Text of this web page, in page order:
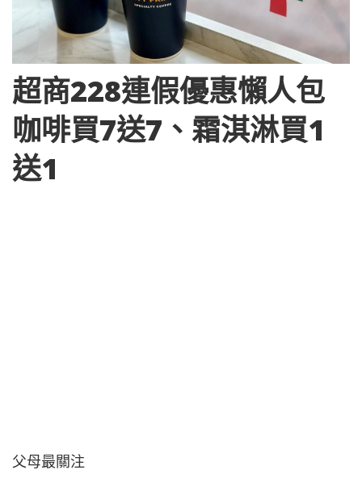
超商228連假優惠懶人包
咖啡買7送7、霜淇淋買1
送1
父母最關注